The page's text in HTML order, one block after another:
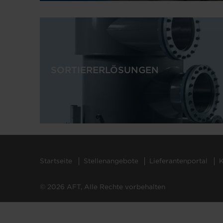
SORTIERERLÖSUNGEN
Startseite Stellenangebote Lieferantenportal
© 2026 AFT, Alle Rechte vorbehalten